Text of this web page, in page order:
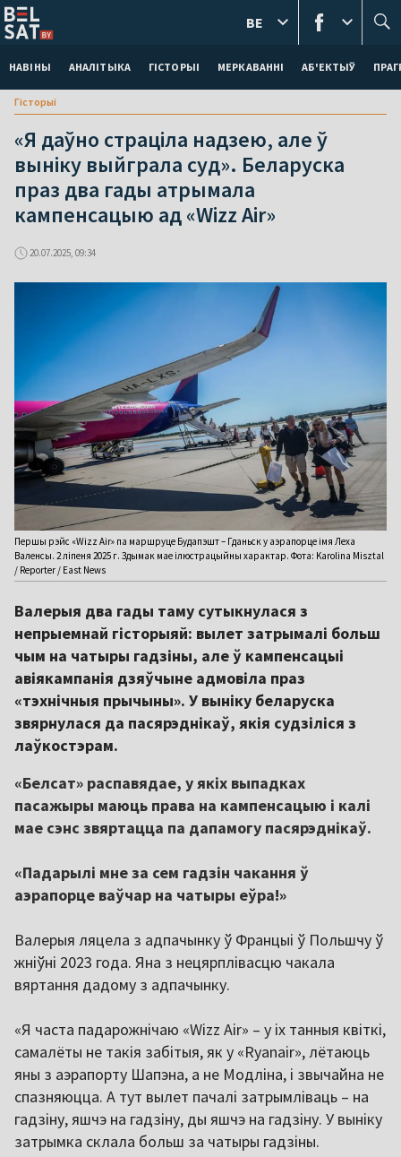
НАВІНЫ АНАЛІТЫКА ГІСТОРЫІ МЕРКАВАННI АБ'ЕКТЫЎ
BE
Гісторыі
«Я даўно страціла надзею, але ў
выніку выйграла суд». Беларуска
праз два гады атрымала
кампенсацыю ад «Wizz Air»
20.07.2025, 09:34
Першы рэйс «Wizz Air» па маршруце Будапэшт – Гданьск у аэрапорце імя Леха
Валенсы. 2 ліпеня 2025 г. Здымак мае ілюстрацыйны характар. Фота: Karolina Misztal
/ Reporter / East News
Валерыя два гады таму сутыкнулася з
непрыемнай гісторыяй: вылет затрымалі больш
чым на чатыры гадзіны, але ў кампенсацыі
авіякампанія дзяўчыне адмовіла праз
«тэхнічныя прычыны». У выніку беларуска
звярнулася да пасярэднікаў, якія судзіліся з
лаўкостэрам.
«Белсат» распавядае, у якіх выпадках
пасажыры маюць права на кампенсацыю і калі
мае сэнс звяртацца па дапамогу пасярэднікаў.
«Падарылі мне за сем гадзін чакання ў
аэрапорце ваўчар на чатыры еўра!»
Валерыя ляцела з адпачынку ў Францыі ў Польшчу ў
жніўні 2023 года. Яна з нецярплівасцю чакала
вяртання дадому з адпачынку.
«Я часта падарожнічаю «Wizz Air» – у іх танныя квіткі,
самалёты не такія забітыя, як у «Ryanair», лётаюць
яны з аэрапорту Шапэна, а не Модліна, і звычайна не
спазняюцца. А тут вылет пачалі затрымліваць – на
гадзіну, яшчэ на гадзіну, ды яшчэ на гадзіну. У выніку
затрымка склала больш за чатыры гадзіны.